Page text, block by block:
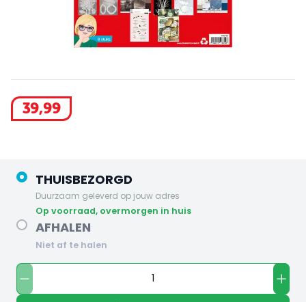
39,99
THUISBEZORGD
Duurzaam geleverd op jouw adres
op voorraad, overmorgen in huis
AFHALEN
Niet af te halen